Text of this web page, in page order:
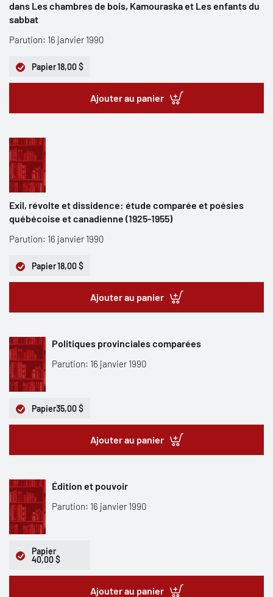
dans Les chambres de bois, Kamouraska et Les enfants du
sabbat
Parution: 16 janvier 1990
Papier18,00 $
Ajouter au panier
Exil, révolte et dissidence: étude comparée et poésies
québécoise et canadienne (1925-1955)
Parution: 16 janvier 1990
Papier18,00 $
Ajouter au panier
Politiques provinciales comparées
Parution: 16 janvier 1990
Papier35,00 $
Ajouter au panier
Édition et pouvoir
Parution: 16 janvier 1990
Papier
40,00 $
Ajouter au panier